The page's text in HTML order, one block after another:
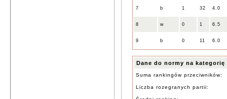
7 b 1 32 4.0
8 w 0 1 6.5
9 b 0 11 6.0
Dane do normy na kategorię
Suma rankingów przeciwników:
Liczba rozegranych partii: